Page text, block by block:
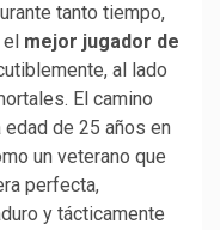
tanto tiempo,
el mejor jugador de
al lado
El camino
de 25 años en
un veterano que
perfecta,
y tácticamente